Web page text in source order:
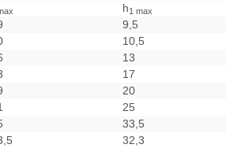
h1 max
9,5
10,5
13
17
20
25
33,5
32,3